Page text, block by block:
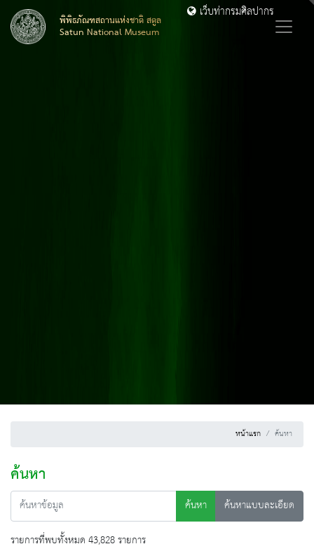
พิพิธภัณฑสถานแห่งชาติ สตูล
Satun National Museum
เว็บท่ากรมศิลปากร
หน้าแรก ค้นหา
ค้นหา
ค้นหา
ค้นหาแบบละเอียด
รายการที่พบทั้งหมด 43,828 รายการ